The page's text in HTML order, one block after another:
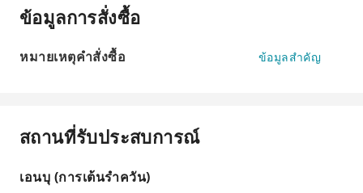
ข้อมูลการสั่งซื้อ
หมายเหตุคำสั่งซื้อ ข้อมูลสำคัญ
สถานที่รับประสบการณ์
เอนบุ (การเต้นรำควัน)